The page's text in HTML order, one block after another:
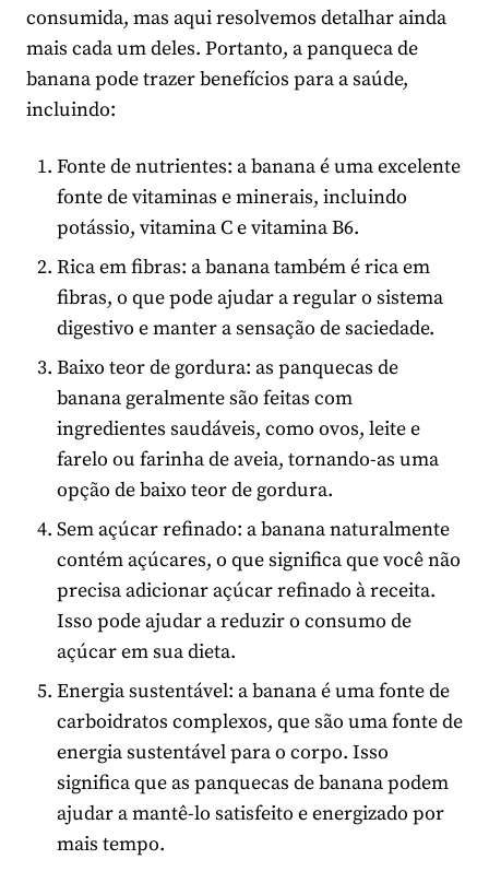
consumida, mas aqui resolvemos detalhar ainda
mais cada um deles. Portanto, a panqueca de
banana pode trazer benefícios para a saúde,
incluindo:
Fonte de nutrientes: a banana é uma excelente
fonte de vitaminas e minerais, incluindo
potássio, vitamina C e vitamina B6.
Rica em fibras: a banana também é rica em
fibras, o que pode ajudar a regular o sistema
digestivo e manter a sensação de saciedade.
Baixo teor de gordura: as panquecas de
banana geralmente são feitas com
ingredientes saudáveis, como ovos, leite e
farelo ou farinha de aveia, tornando-as uma
opção de baixo teor de gordura.
Sem açúcar refinado: a banana naturalmente
contém açúcares, o que significa que você não
precisa adicionar açúcar refinado à receita.
Isso pode ajudar a reduzir o consumo de
açúcar em sua dieta.
Energia sustentável: a banana é uma fonte de
carboidratos complexos, que são uma fonte de
energia sustentável para o corpo. Isso
significa que as panquecas de banana podem
ajudar a mantê-lo satisfeito e energizado por
mais tempo.